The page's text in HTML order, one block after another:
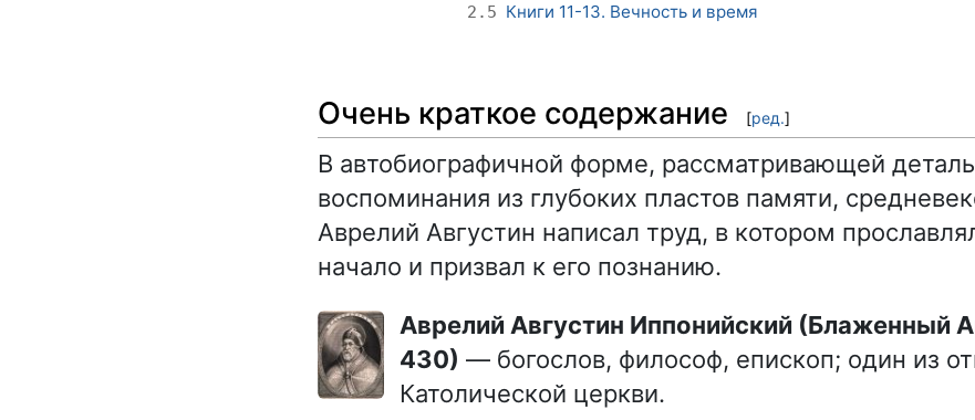
2.5 Книги 11-13. Вечность и время
Очень краткое содержание [ред.]
В автобиографичной форме, рассматривающей
воспоминания из глубоких пластов памяти,
Аврелий Августин написал труд, в котором
начало и призвал к его познанию.
Аврелий Августин Иппонийский (Блаженный Августин) (354-
430) — богослов, философ, епископ; один из
Католической церкви.